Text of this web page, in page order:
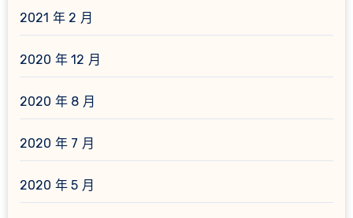
2021 年 2 月
2020 年 12 月
2020 年 8 月
2020 年 7 月
2020 年 5 月